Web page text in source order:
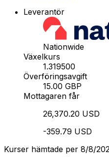
Leverantör
Nationwide
Växelkurs
1.319500
Överföringsavgift
15.00 GBP
Mottagaren får
26,370.20 USD
-359.79 USD
Kurser hämtade per 8/8/